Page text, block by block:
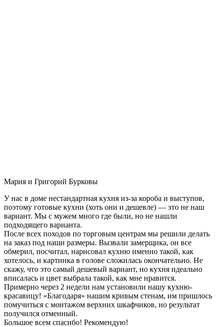
Мария и Григорий Бурковы
У нас в доме нестандартная кухня из-за короба и выступов,
поэтому готовые кухни (хоть они и дешевле) — это не наш
вариант. Мы с мужем много где были, но не нашли
подходящего варианта.
После всех походов по торговым центрам мы решили делать
на заказ под наши размеры. Вызвали замерщика, он все
обмерил, посчитал, нарисовал кухню именно такой, как
хотелось, и картинка в голове сложилась окончательно. Не
скажу, что это самый дешевый вариант, но кухня идеально
вписалась и цвет выбрала такой, как мне нравится.
Примерно через 2 недели нам установили нашу кухню-
красавицу! «Благодаря» нашим кривым стенам, им пришлось
помучиться с монтажом верхних шкафчиков, но результат
получился отменный.
Большое всем спасибо! Рекомендую!